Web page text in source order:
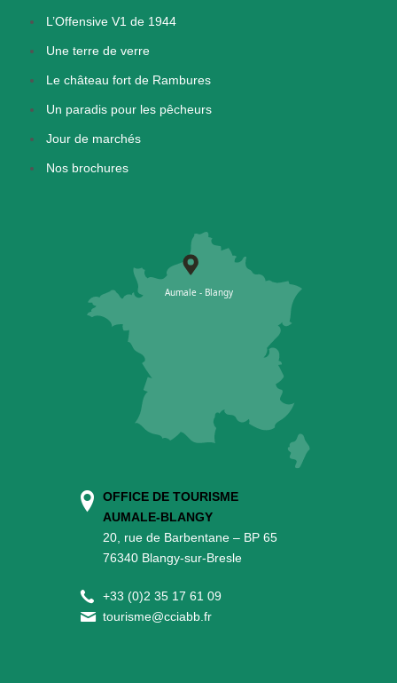
L’Offensive V1 de 1944
Une terre de verre
Le château fort de Rambures
Un paradis pour les pêcheurs
Jour de marchés
Nos brochures
OFFICE DE TOURISME
AUMALE-BLANGY
20, rue de Barbentane – BP 65
76340 Blangy-sur-Bresle
+33 (0)2 35 17 61 09
tourisme@cciabb.fr